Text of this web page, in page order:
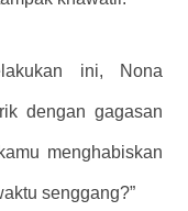
ini, Nona
dengan gagasan
menghabiskan
senggang?”